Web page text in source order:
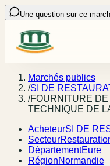
Une question sur ce
Marchés publics
/SI DE
/FOURNITURE
TECHNIQUE DE
AcheteurSI DE
Secteur
DépartementEure
RégionNormandie